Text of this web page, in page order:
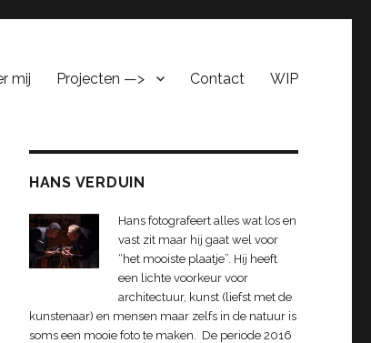
mij Projecten —> Contact WIP
HANS VERDUIN
Hans fotografeert alles wat los en
vast zit maar hij gaat wel voor
“het mooiste plaatje”. Hij heeft
een lichte voorkeur voor
architectuur, kunst (liefst met de
kunstenaar) en mensen maar zelfs in de natuur is
soms een mooie foto te maken. De periode 2016